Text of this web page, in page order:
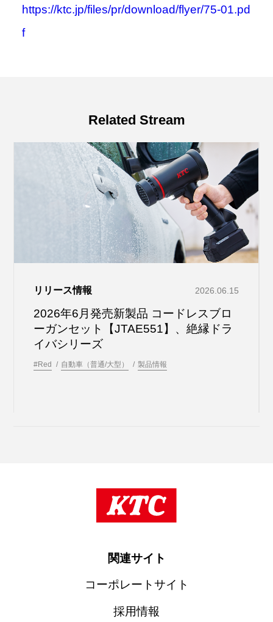
https://ktc.jp/files/pr/download/flyer/75-01.pd
f
Related Stream
リリース情報 2026.06.15
2026年6月発売新製品 コードレスブロ
ーガンセット【JTAE551】、絶縁ドラ
イバシリーズ
#Red 自動車（普通/大型） 製品情報
関連サイト
コーポレートサイト
採用情報